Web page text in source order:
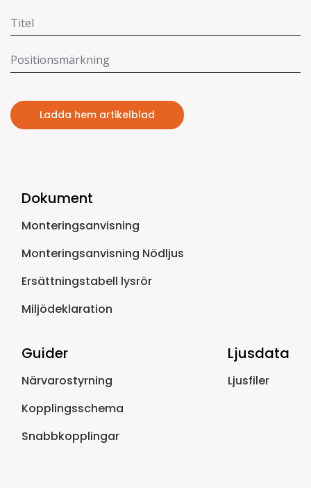
Ladda hem artikelblad
Dokument
Monteringsanvisning
Monteringsanvisning Nödljus
Ersättningstabell lysrör
Miljödeklaration
Guider
Närvarostyrning
Kopplingsschema
Snabbkopplingar
Ljusdata
Ljusfiler